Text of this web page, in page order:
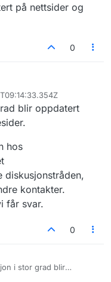
på nettsider og
0
blir oppdatert
hos
diskusjonstråden,
kontakter.
får svar.
0
i stor grad blir